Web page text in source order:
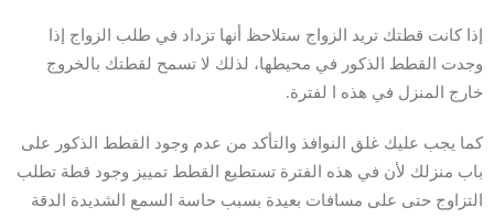
إذا كانت قطتك تريد الزواج ستلاحظ أنها تزداد في طلب الزواج إذا
وجدت القطط الذكور في محيطها، لذلك لا تسمح لقطتك بالخروج
خارج المنزل في هذه ا لفترة.
كما يجب عليك غلق النوافذ والتأكد من عدم وجود القطط الذكور على
باب منزلك لأن في هذه الفترة تستطيع القطط تمييز وجود قطة تطلب
التزاوج حتى على مسافات بعيدة بسبب حاسة السمع الشديدة الدقة